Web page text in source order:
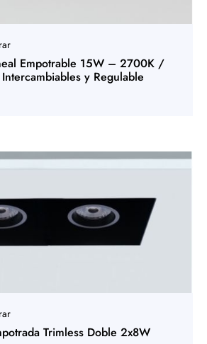
Empotrable 15W – 2700K /
y Regulable
Trimless Doble 2x8W